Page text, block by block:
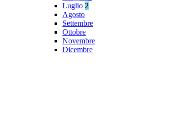
Luglio 2
Agosto
Settembre
Ottobre
Novembre
Dicembre